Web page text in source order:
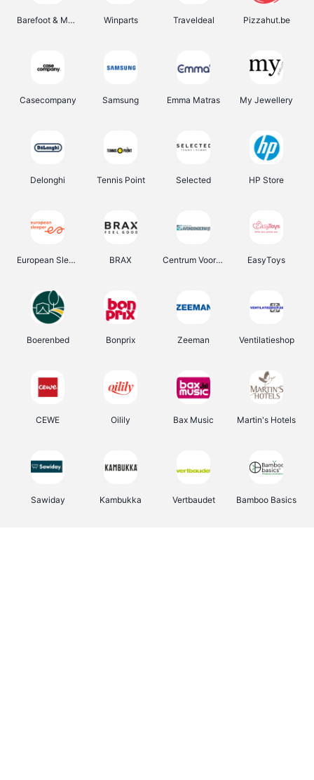
Barefoot & More Winparts Traveldeal Pizzahut.be
Casecompany Samsung Emma Matras My Jewellery
Delonghi Tennis Point Selected HP Store
European Sleeper BRAX Centrum Voor Avondonderwijs EasyToys
Boerenbed Bonprix Zeeman Ventilatieshop
CEWE Oilily Bax Music Martin's Hotels
Sawiday Kambukka Vertbaudet Bamboo Basics